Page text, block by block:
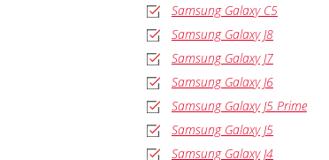
Samsung Galaxy C5
Samsung Galaxy J8
Samsung Galaxy J7
Samsung Galaxy J6
Samsung Galaxy J5 Prime
Samsung Galaxy J5
Samsung Galaxy J4